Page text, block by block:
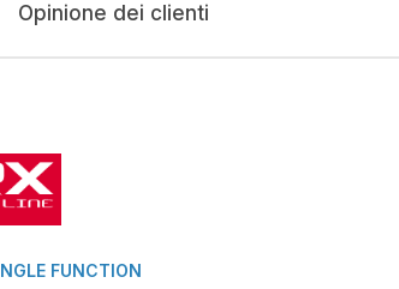
Opinione dei clienti
FUNCTION